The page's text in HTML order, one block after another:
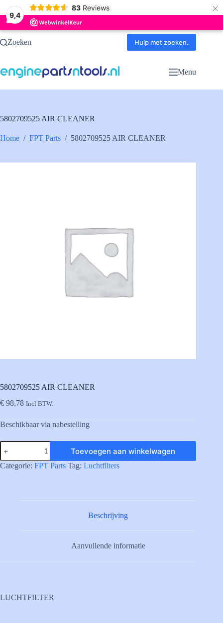
9,4
83 Reviews ×
Ga
naarZoeken Hulp met zoeken.
Menu
5802709525 AIR CLEANER
Home / FPT Parts / 5802709525 AIR CLEANER
5802709525 AIR CLEANER
€ 98,78 Incl BTW.
Beschikbaar via nabestelling
5802709525
AIR
CLEANER
aantal
Toevoegen aan winkelwagen
Categorie: FPT Parts Tag: Luchtfilters
Beschrijving
Aanvullende informatie
LUCHTFILTER